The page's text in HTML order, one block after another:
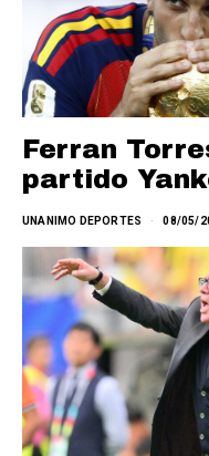
Ferran
partido
UNANIMO DEPORTES 08/05/